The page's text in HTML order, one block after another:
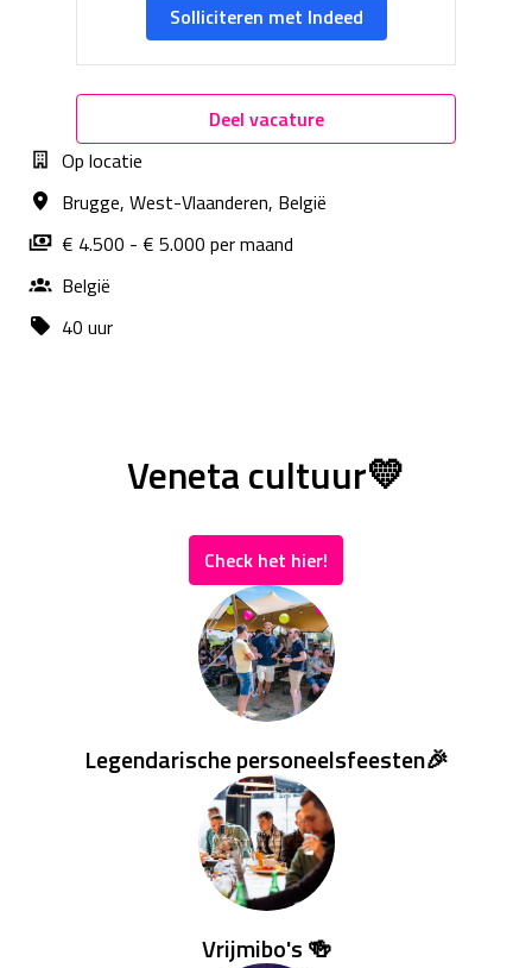
Solliciteren met Indeed
Deel vacature
Op locatie
Brugge, West-Vlaanderen, België
€ 4.500 - € 5.000 per maand
België
40 uur
Veneta cultuur💛
Check het hier!
Legendarische personeelsfeesten🎉
Vrijmibo's 🍻